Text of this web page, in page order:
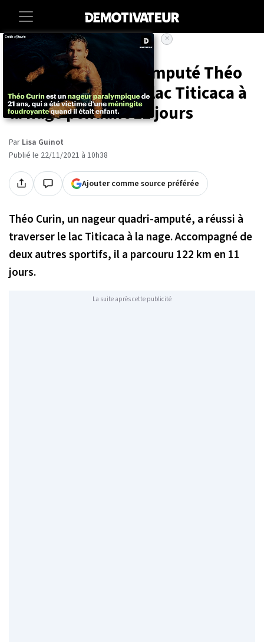
Societe Sport
Le nageur quadri-amputé Théo
Curin a traversé le lac Titicaca à
la nage pendant 11 jours
Par Lisa Guinot
Publié le 22/11/2021 à 10h38
Ajouter comme source préférée
×
Théo Curin, un nageur quadri-amputé, a réussi à
traverser le lac Titicaca à la nage. Accompagné de
deux autres sportifs, il a parcouru 122 km en 11
jours.
La suite après cette publicité